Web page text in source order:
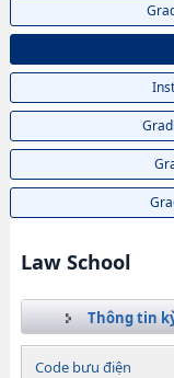
Law School
Thông tin
Code bưu điện